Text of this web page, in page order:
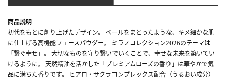
商品説明
初代をもとに創り上げたデザイン。 ベールをまとったような、キメ細かな肌
に仕上げる高機能フェースパウダー。 ミラノコレクション2026のテーマは
「繋ぐ幸せ」。 大切なものを守り繋いでいくことで、幸せな未来を築いてい
けるように。 天然精油を活かした「プレミアムローズの香り」は華やかで気
品に満ちた香りです。 ヒアロ・サクラコンプレックス配合（うるおい成分）